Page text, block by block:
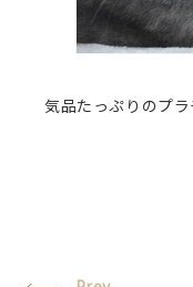
気品たっぷりのプ